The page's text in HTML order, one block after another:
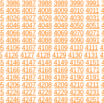
3986 3987 3988 3989 3990 3991
4006 4007 4008 4009 4010 4011
4026 4027 4028 4029 4030 4031
4046 4047 4048 4049 4050 4051
4066 4067 4068 4069 4070 4071
4086 4087 4088 4089 4090 4091
4106 4107 4108 4109 4110 4111
4126 4127 4128 4129 4130 4131
4146 4147 4148 4149 4150 4151
4166 4167 4168 4169 4170 4171
4186 4187 4188 4189 4190 4191
4206 4207 4208 4209 4210 4211
4226 4227 4228 4229 4230 4231
4246 4247 4248 4249 4250 4251